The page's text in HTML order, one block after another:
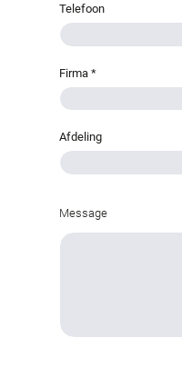
Telefoon
Firma *
Afdeling
Message